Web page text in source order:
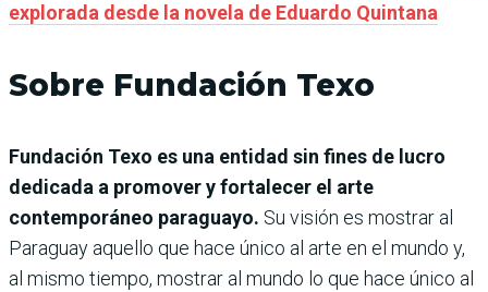
explorada desde la novela de Eduardo Quintana
Sobre Fundación Texo
Fundación Texo es una entidad sin fines de lucro
dedicada a promover y fortalecer el arte
contemporáneo paraguayo. Su visión es mostrar al
Paraguay aquello que hace único al arte en el mundo y,
al mismo tiempo, mostrar al mundo lo que hace único al